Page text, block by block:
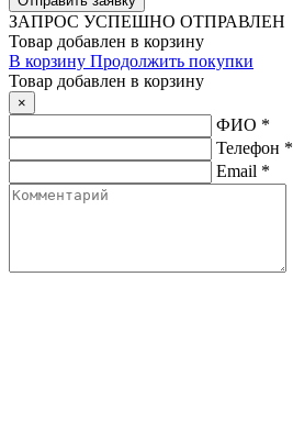
ЗАПРОС УСПЕШНО ОТПРАВЛЕН
Товар добавлен в корзину
В корзину Продолжить покупки
Товар добавлен в корзину
×
ФИО *
Телефон *
Email *